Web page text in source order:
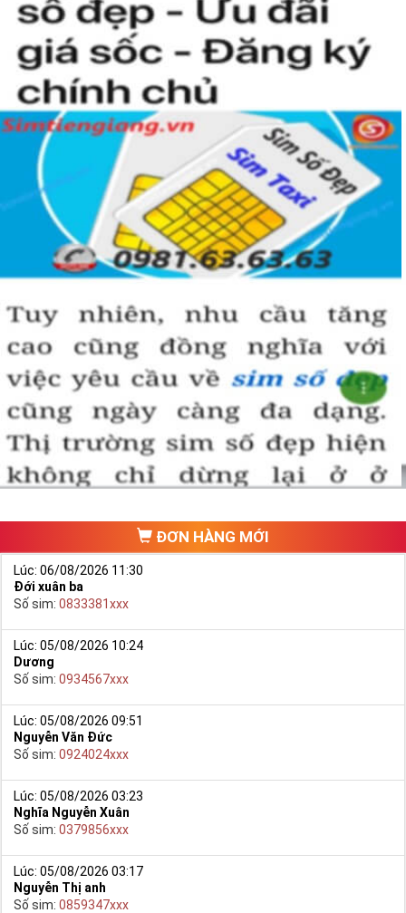
ĐƠN HÀNG MỚI
Lúc: 06/08/2026 11:30
Đới xuân ba
Số sim: 0833381xxx
Lúc: 05/08/2026 10:24
Dương
Số sim: 0934567xxx
Lúc: 05/08/2026 09:51
Nguyễn Văn Đức
Số sim: 0924024xxx
Lúc: 05/08/2026 03:23
Nghĩa Nguyễn Xuân
Số sim: 0379856xxx
Lúc: 05/08/2026 03:17
Nguyễn Thị anh
Số sim: 0859347xxx